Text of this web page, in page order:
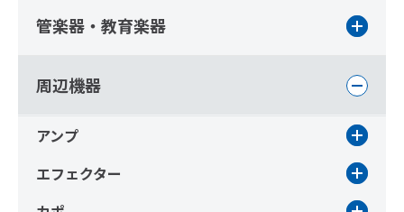
管楽器・教育楽器
周辺機器
アンプ
エフェクター